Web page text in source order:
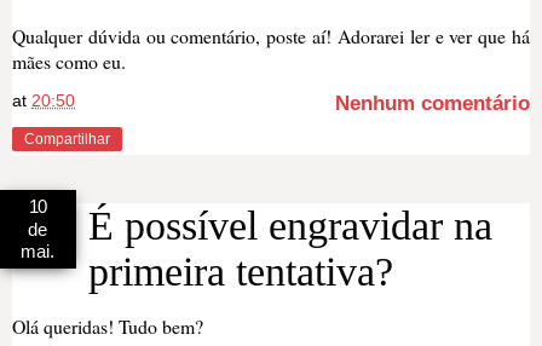
Qualquer dúvida ou comentário, poste aí! Adorarei ler e ver que há
mães como eu.
at 20:50 Nenhum comentário
Compartilhar
10
de
mai.
É possível engravidar na
primeira tentativa?
Olá queridas! Tudo bem?